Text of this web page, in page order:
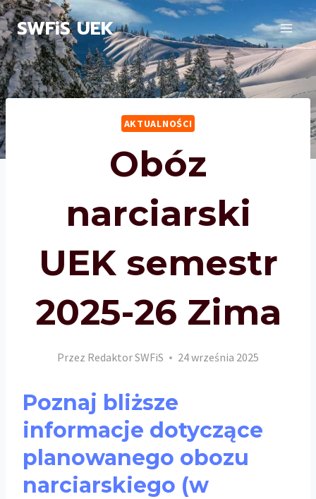
Przejdź
do
treści
SWFiS UEK
AKTUALNOŚCI
Obóz
narciarski
UEK semestr
2025-26 Zima
Przez Redaktor SWFiS 24 września 2025
Poznaj bliższe
informacje dotyczące
planowanego obozu
narciarskiego (w